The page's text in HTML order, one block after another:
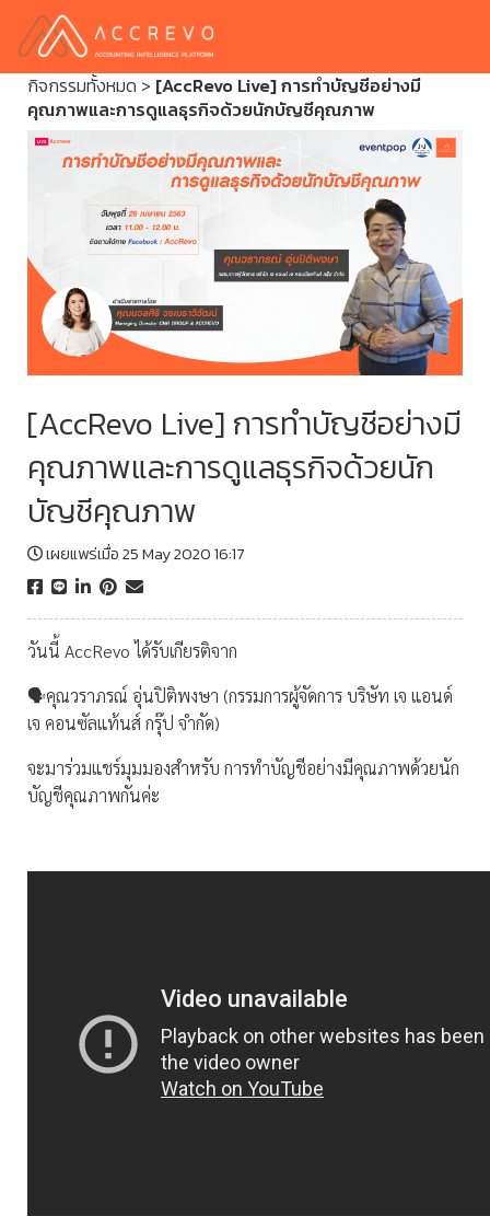
กิจกรรมทั้งหมด > [AccRevo Live] การทำบัญชีอย่างมี
คุณภาพและการดูแลธุรกิจด้วยนักบัญชีคุณภาพ
[AccRevo Live] การทำบัญชีอย่างมี
คุณภาพและการดูแลธุรกิจด้วยนัก
บัญชีคุณภาพ
เผยแพร่เมื่อ 25 May 2020 16:17
วันนี้ AccRevo ได้รับเกียรติจาก
🗣คุณวราภรณ์ อุ่นปิติพงษา (กรรมการผู้จัดการ บริษัท เจ แอนด์
เจ คอนซัลแท้นส์ กรุ๊ป จำกัด)
จะมาร่วมแชร์มุมมองสำหรับ การทำบัญชีอย่างมีคุณภาพด้วยนัก
บัญชีคุณภาพกันค่ะ